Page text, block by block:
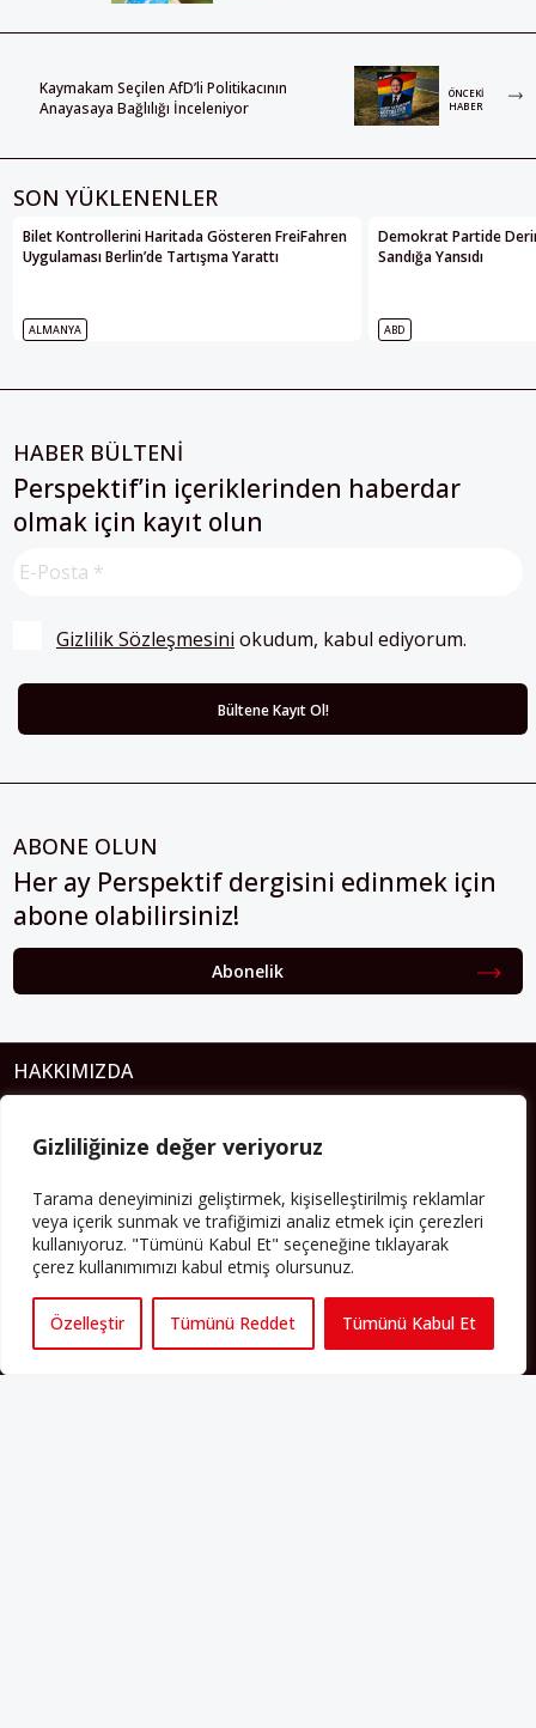
Gizliliğinize değer veriyoruz
Tarama deneyiminizi geliştirmek, kişiselleştirilmiş reklamlar
veya içerik sunmak ve trafiğimizi analiz etmek için çerezleri
kullanıyoruz. "Tümünü Kabul Et" seçeneğine tıklayarak
çerez kullanımımızı kabul etmiş olursunuz.
Özelleştir Tümünü Reddet Tümünü Kabul Et
Kaymakam Seçilen AfD’li Politikacının
Anayasaya Bağlılığı İnceleniyor
ÖNCEKI
HABER
SON YÜKLENENLER
Bilet Kontrollerini Haritada Gösteren FreiFahren
Uygulaması Berlin’de Tartışma Yarattı
ALMANYA
Demokrat Partide
Sandığa Yansıdı
ABD
HABER BÜLTENİ
Perspektif’in içeriklerinden haberdar
olmak için kayıt olun
Gizlilik Sözleşmesini okudum, kabul ediyorum.
ABONE OLUN
Her ay Perspektif dergisini edinmek için
abone olabilirsiniz!
Abonelik
HAKKIMIZDA
bulundukları ülkelerde kalıcı hâle geldiler. Bu durum “vatan”,
“aidiyet”, “İslam” ve “Avrupa” gibi birçok kavramın çift taraflı olarak
sorgulanmasına neden oldu. Avrupa’da yerleşik bir Müslüman
cemaatin oluşması, hem yerleşik kültür ve siyasi düzen için, hem
de Müslümanlar için yeni sorulara da kapı araladı.
Yazının devamı
PERSPEKTIF’I SOSYAL MEDYADA TAKIP EDEBILIRSINIZ